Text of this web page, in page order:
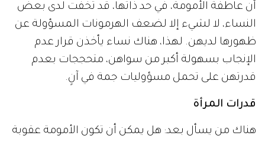
أن عاطفة الأمومة، في حد ذاتها، قد تخفت لدى بعض
النساء، لا لشيء إلا لضعف الهرمونات المسؤولة عن
ظهورها لديهن. لهذا، هناك نساء يأخذن قرار عدم
الإنجاب بسهولة أكبر من سواهن، متحججات بعدم
قدرتهن على تحمل مسؤوليات جمة في آنٍ.
قدرات المرأة
هناك من يسأل بعد: هل يمكن أن تكون الأمومة عقوبة